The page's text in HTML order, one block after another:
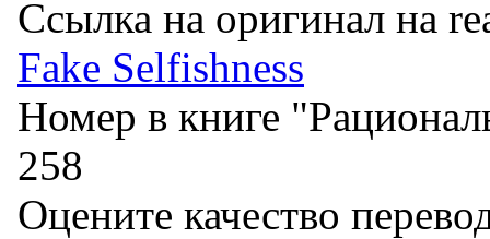
Ссылка на оригинал на
Fake Selfishness
Номер в книге
258
Оцените качество